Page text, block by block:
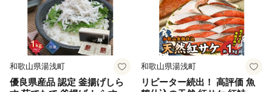
和歌山県湯浅町
優良県産品 認定 釜揚げしら
和歌山県湯浅町
リピーター続出！ 高評価 魚